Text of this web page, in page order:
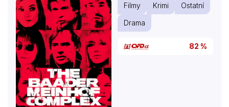
Filmy Krimi
Ostatní
Drama
82 %